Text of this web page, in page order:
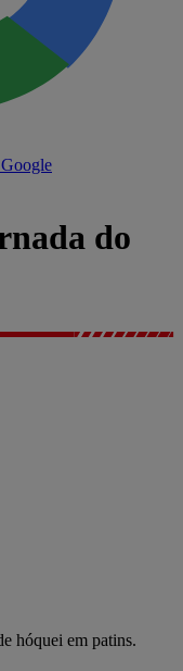
do
hóquei em patins.